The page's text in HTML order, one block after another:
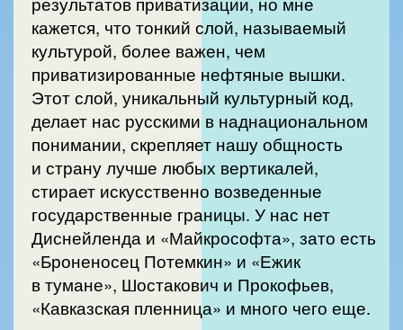
кажется, что тонкий слой, называемый
культурой, более важен, чем
приватизированные нефтяные вышки.
Этот слой, уникальный культурный код,
делает нас русскими в наднациональном
понимании, скрепляет нашу общность
и страну лучше любых вертикалей,
стирает искусственно возведенные
государственные границы. У нас нет
Диснейленда и «Майкрософта», зато есть
«Броненосец Потемкин» и «Ежик
в тумане», Шостакович и Прокофьев,
«Кавказская пленница» и много чего еще.